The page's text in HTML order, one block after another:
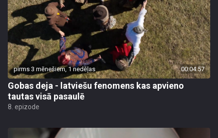
pirms 3 mēnešiem, 1 nedēļas 00:04:57
Gobas deja - latviešu fenomens kas apvieno
tautas visā pasaulē
8. epizode